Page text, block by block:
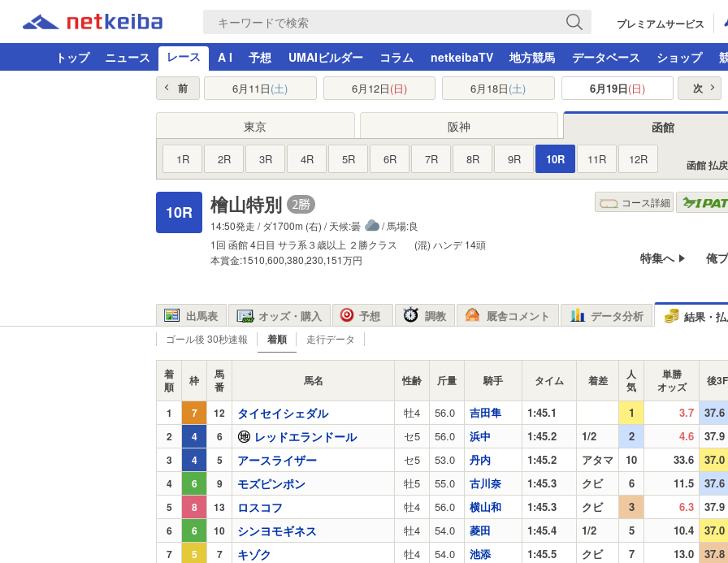
プレミアムサービス
トップ ニュース レース A I 予想 UMAIビルダー コラム netkeibaTV 地方競馬 データベース ショップ
前 6月11日(土) 6月12日(日) 6月18日(土) 6月19日(日) 次
東京 阪神 函館
1R 2R 3R 4R 5R 6R 7R 8R 9R 10R 11R 12R
10R 檜山特別
14:50発走 /ダ1700m (右) / 天候:曇
/ 馬場:良
1回 函館4日目 サラ系３歳以上 ２勝クラス (混) ハンデ 14頭
本賞金:1510,600,380,230,151万円
函館 払
コース詳細
特集へ 俺
出馬表 オッズ・購入 予想 調教 厩舎コメント データ分析 結果・
ゴール後 30秒速報 着順 走行データ
着
順
枠
馬
番
馬名 性齢 斤量 騎手 タイム 着差
人
気
単勝
オッズ
後3F
1 7 12 タイセイシェダル 牡4 56.0 吉田隼 1:45.1 1 3.7 37.6
2 4 6 レッドエランドール セ5 56.0 浜中 1:45.2 1/2 2 4.6 37.9
3 4 5 アースライザー セ5 53.0 丹内 1:45.2 アタマ 10 33.6 37.0
4 6 9 モズピンポン 牡5 55.0 古川奈 1:45.3 クビ 6 11.5 37.6
5 8 13 ロスコフ 牡4 56.0 横山和 1:45.3 クビ 3 6.3 37.9
6 6 10 シンヨモギネス 牡4 54.0 菱田 1:45.4 1/2 5 10.4 37.0
7 5 7 キゾク 牡4 54.0 池添 1:45.5 クビ 7 13.0 37.8